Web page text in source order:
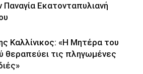
Παναγία Εκατονταπυλιανή
Καλλίνικος: «Η Μητέρα του
θεραπεύει τις πληγωμένες